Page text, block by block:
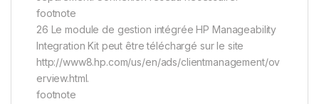
footnote
26 Le module de gestion intégrée HP Manageability
Integration Kit peut être téléchargé sur le site
http://www8.hp.com/us/en/ads/clientmanagement/ov
erview.html.
footnote